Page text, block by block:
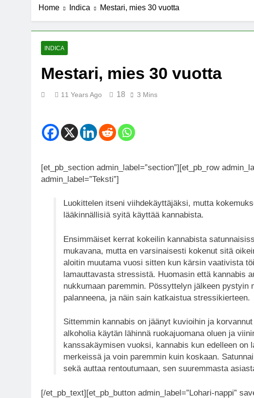
7 Years Ago
Michael J. Fox -säätiö
Meksiko äänestää
Home Indica Mestari, mies 30 vuotta
INDICA
Mestari, mies 30 vuotta
11 Years Ago 18 3 Mins
[et_pb_section admin_label=”section”][et_pb_row
admin_label=”Teksti”]
Luokittelen itseni viihdekäyttäjäksi, mutta
lääkinnällisiä syitä käyttää kannabista.
Ensimmäiset kerrat kokeilin kannabista
mukavana, mutta en varsinaisesti kokenut sitä
aloitin muutama vuosi sitten kun kärsin vaativista
lamauttavasta stressistä. Huomasin että kannabis
nukkumaan paremmin. Pössyttelyn jälkeen pystyin
palanneena, ja näin sain katkaistua stressikierteen.
Sittemmin kannabis on jäänyt kuvioihin ja
alkoholia käytän lähinnä ruokajuomana oluen ja
kanssakäymisen vuoksi, kannabis kun edelleen on
merkeissä ja voin paremmin kuin koskaan.
sekä auttaa rentoutumaan, sen suuremmasta
[/et_pb_text][et_pb_button admin_label=”Lohari-nappi”